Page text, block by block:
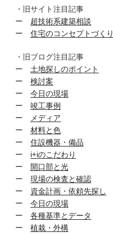
・旧サイト注目記事
ー 超技術系建築相談
ー 住宅のコンセプトづくり
・旧ブログ注目記事
ー 土地探しのポイント
ー 検討案
ー 今日の現場
ー 竣工事例
ー
メディア
ー 材料と色
ー 住設機器・備品
ー i+iのこだわり
ー 開口部と光
ー 現場の検査と確認
ー 資金計画・依頼先探し
ー 今日の現場
ー 各種基準とデータ
ー 植栽・外構